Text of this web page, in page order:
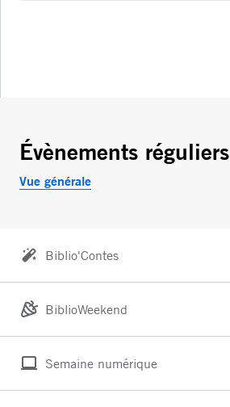
Évènements réguliers
Vue générale
Biblio'Contes
BiblioWeekend
Semaine numérique